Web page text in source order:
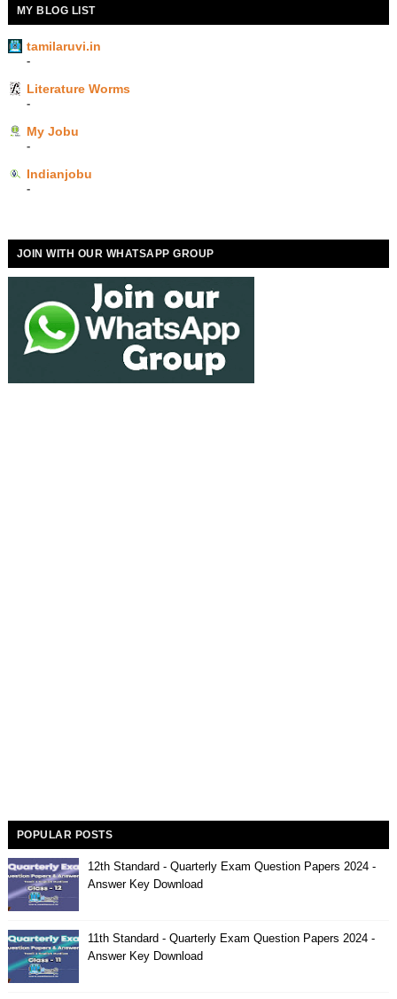
MY BLOG LIST
tamilaruvi.in
-
Literature Worms
-
My Jobu
-
Indianjobu
-
JOIN WITH OUR WHATSAPP GROUP
POPULAR POSTS
12th Standard - Quarterly Exam Question Papers 2024 -
Answer Key Download
11th Standard - Quarterly Exam Question Papers 2024 -
Answer Key Download